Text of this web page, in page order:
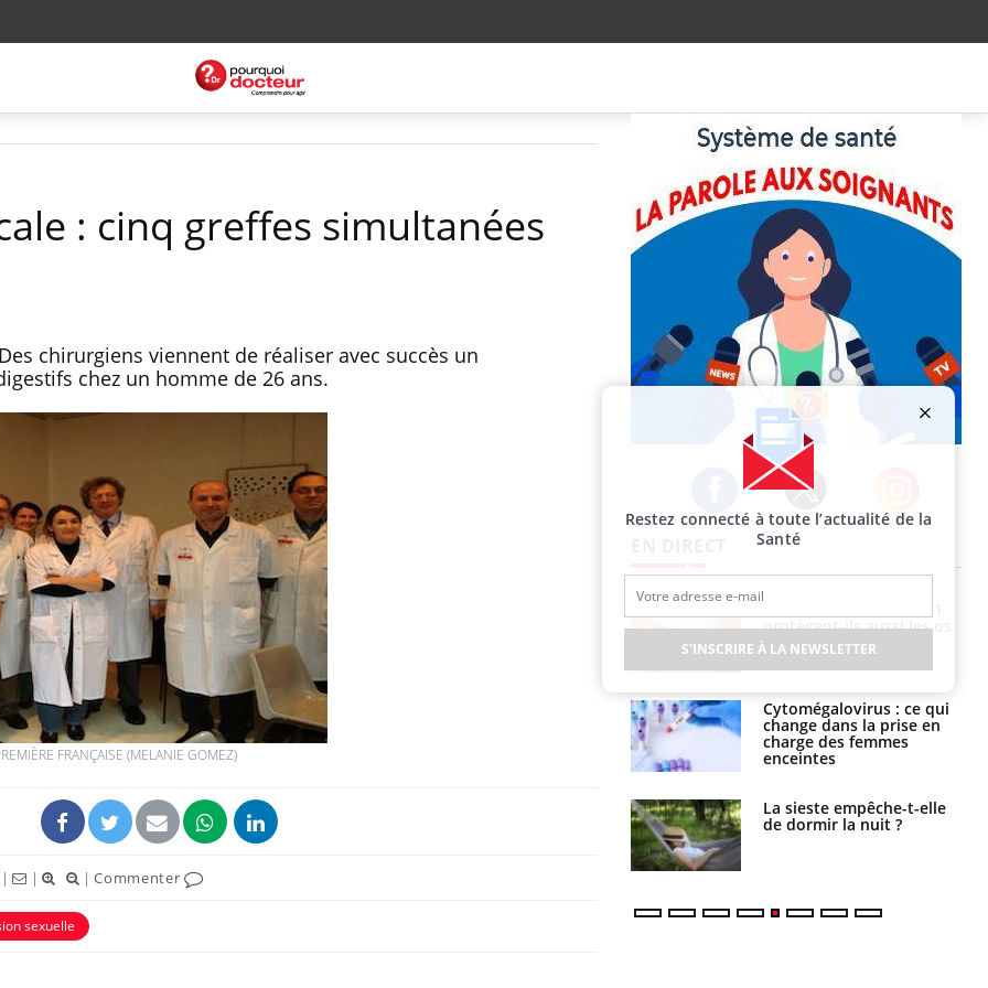
: cinq greffes simultanées
chirurgiens viennent de réaliser avec succès un
chez un homme de 26 ans.
FRANÇAISE (MELANIE GOMEZ)
| | |Commenter
sexuelle
Facebook Twitter Instagram
Mortalité infantile : un
rapport s’interroge sur
son taux élevé en France
Grossesse à risque : ce jus
naturel attire l'attention
des chercheurs
Comment oublier les
écrans en vacances ?
protègent-ils aussi les os
?
Cytomégalovirus : ce qui
change dans la prise en
charge des femmes
enceintes
La sieste empêche-t-elle
de dormir la nuit ?
Restez connecté à toute l’actualité de la
Santé
S'INSCRIRE À LA NEWSLETTER